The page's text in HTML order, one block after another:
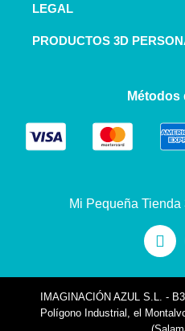
LEGAL
PRODUCTOS 3D
Métodos
Mi Pequeña
IMAGINACIÓN AZUL S.L. -
Polígono Industrial, el